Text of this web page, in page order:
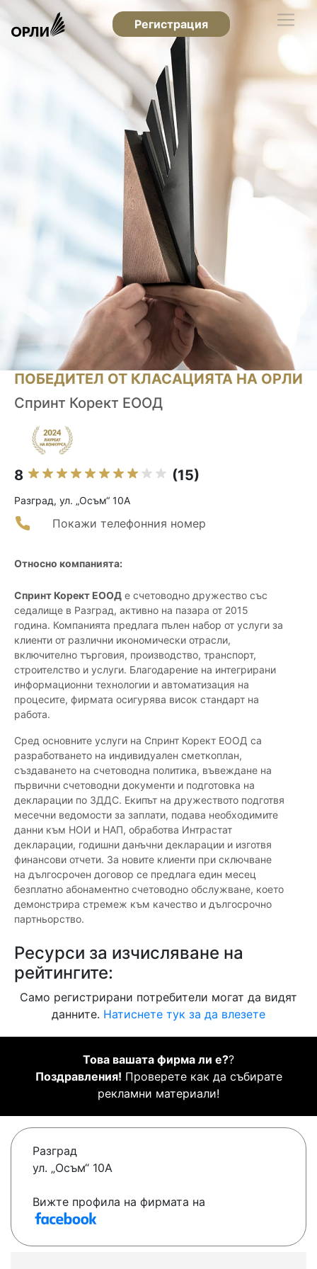
Регистрация
ПОБЕДИТЕЛ ОТ КЛАСАЦИЯТА НА ОРЛИ
Спринт Корект ЕООД
8 (15)
Разград, ул. „Осъм“ 10А
Покажи телефонния номер
Относно компанията:
Спринт Корект ЕООД е счетоводно дружество със
седалище в Разград, активно на пазара от 2015
година. Компанията предлага пълен набор от услуги за
клиенти от различни икономически отрасли,
включително търговия, производство, транспорт,
строителство и услуги. Благодарение на интегрирани
информационни технологии и автоматизация на
процесите, фирмата осигурява висок стандарт на
работа.
Сред основните услуги на Спринт Корект ЕООД са
разработването на индивидуален сметкоплан,
създаването на счетоводна политика, въвеждане на
първични счетоводни документи и подготовка на
декларации по ЗДДС. Екипът на дружеството подготвя
месечни ведомости за заплати, подава необходимите
данни към НОИ и НАП, обработва Интрастат
декларации, годишни данъчни декларации и изготвя
финансови отчети. За новите клиенти при сключване
на дългосрочен договор се предлага един месец
безплатно абонаментно счетоводно обслужване, което
демонстрира стремеж към качество и дългосрочно
партньорство.
Ресурси за изчисляване на
рейтингите:
Само регистрирани потребители могат да видят
данните. Натиснете тук за да влезете
Това вашата фирма ли е??
Поздравления! Проверете как да събирате
рекламни материали!
Разград
ул. „Осъм“ 10А
Вижте профила на фирмата на